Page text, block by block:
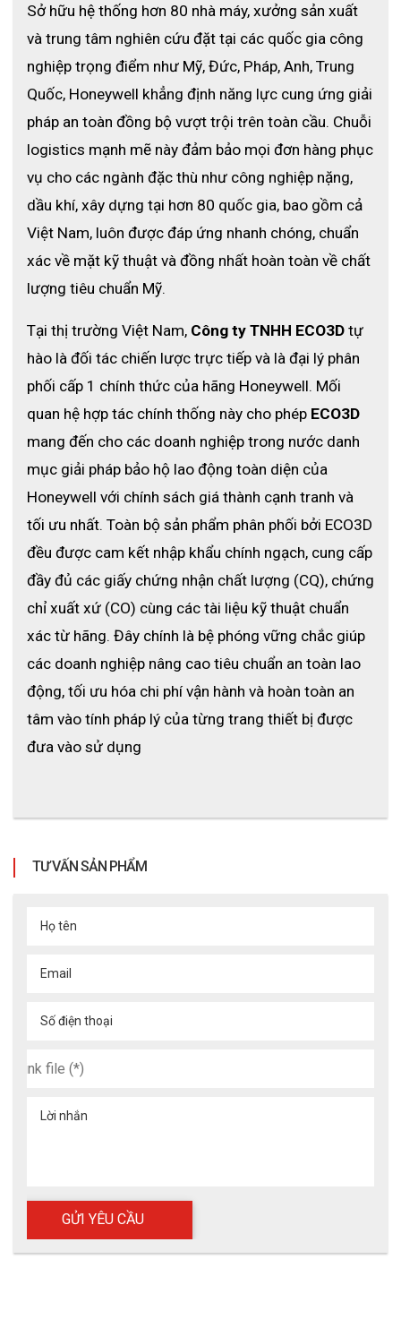
Sở hữu hệ thống hơn 80 nhà máy, xưởng sản xuất
và trung tâm nghiên cứu đặt tại các quốc gia công
nghiệp trọng điểm như Mỹ, Đức, Pháp, Anh, Trung
Quốc, Honeywell khẳng định năng lực cung ứng giải
pháp an toàn đồng bộ vượt trội trên toàn cầu. Chuỗi
logistics mạnh mẽ này đảm bảo mọi đơn hàng phục
vụ cho các ngành đặc thù như công nghiệp nặng,
dầu khí, xây dựng tại hơn 80 quốc gia, bao gồm cả
Việt Nam, luôn được đáp ứng nhanh chóng, chuẩn
xác về mặt kỹ thuật và đồng nhất hoàn toàn về chất
lượng tiêu chuẩn Mỹ.
Tại thị trường Việt Nam, Công ty TNHH ECO3D tự
hào là đối tác chiến lược trực tiếp và là đại lý phân
phối cấp 1 chính thức của hãng Honeywell. Mối
quan hệ hợp tác chính thống này cho phép ECO3D
mang đến cho các doanh nghiệp trong nước danh
mục giải pháp bảo hộ lao động toàn diện của
Honeywell với chính sách giá thành cạnh tranh và
tối ưu nhất. Toàn bộ sản phẩm phân phối bởi ECO3D
đều được cam kết nhập khẩu chính ngạch, cung cấp
đầy đủ các giấy chứng nhận chất lượng (CQ), chứng
chỉ xuất xứ (CO) cùng các tài liệu kỹ thuật chuẩn
xác từ hãng. Đây chính là bệ phóng vững chắc giúp
các doanh nghiệp nâng cao tiêu chuẩn an toàn lao
động, tối ưu hóa chi phí vận hành và hoàn toàn an
tâm vào tính pháp lý của từng trang thiết bị được
đưa vào sử dụng
TƯ VẤN SẢN PHẨM
Họ tên
Email
Số điện thoại
Lời nhắn